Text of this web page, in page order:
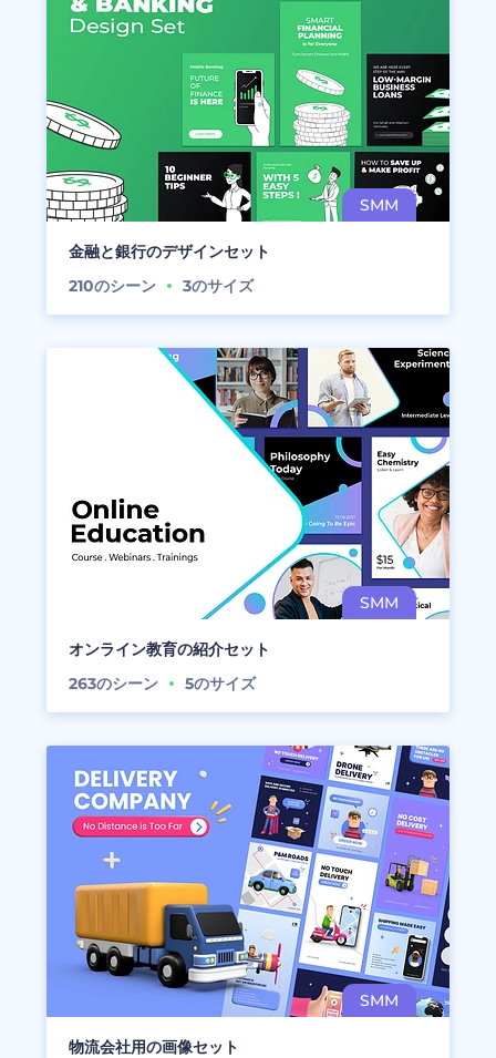
金融と銀行のデザインセット
210のシーン 3のサイズ
オンライン教育の紹介セット
263のシーン 5のサイズ
物流会社用の画像セット